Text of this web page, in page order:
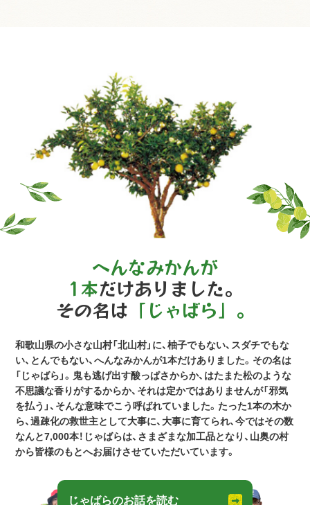
へんなみかんが
1本だけありました。
その名は 「じゃばら」。
和歌山県の小さな山村「北山村」に、柚子でもない、スダチでもな
い、とんでもない、へんなみかんが1本だけありました。その名は
「じゃばら」。鬼も逃げ出す酸っぱさからか、はたまた松のような
不思議な香りがするからか、それは定かではありませんが「邪気
を払う」、そんな意味でこう呼ばれていました。たった1本の木か
ら、過疎化の救世主として大事に、大事に育てられ、今ではその数
なんと7,000本！じゃばらは、さまざまな加工品となり、山奥の村
から皆様のもとへお届けさせていただいています。
じゃばらのお話を読む